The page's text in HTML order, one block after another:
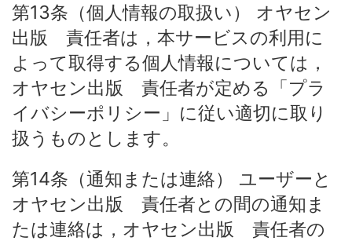
第13条（個人情報の取扱い） オヤセン
出版 責任者は，本サービスの利用に
よって取得する個人情報については，
オヤセン出版 責任者が定める「プラ
イバシーポリシー」に従い適切に取り
扱うものとします。
第14条（通知または連絡） ユーザーと
オヤセン出版 責任者との間の通知ま
たは連絡は，オヤセン出版 責任者の